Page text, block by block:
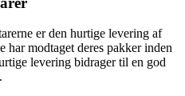
er den hurtige levering af
har modtaget deres pakker inden
levering bidrager til en god